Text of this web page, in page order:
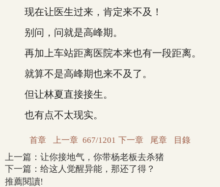
现在让医生过来，肯定来不及！
别问，问就是高峰期。
再加上车站距离医院本来也有一段距离。
就算不是高峰期也来不及了。
但让林夏直接接生。
也有点不太现实。
首章 上一章 667/1201 下一章 尾章 目錄
上一篇： 让你接地气，你带杨老板去杀猪
下一篇： 给这人觉醒异能，那还了得？
推薦閱讀!